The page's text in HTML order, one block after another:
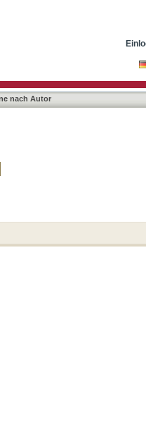
nach Autor